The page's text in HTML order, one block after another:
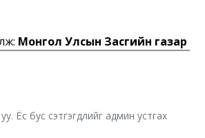
Монгол Улсын Засгийн газар
Ёс бус сэтгэгдлийг админ устгах